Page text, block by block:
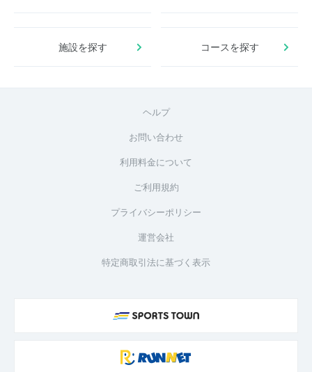
施設を探す コースを探す
ヘルプ
お問い合わせ
利用料金について
ご利用規約
プライバシーポリシー
運営会社
特定商取引法に基づく表示